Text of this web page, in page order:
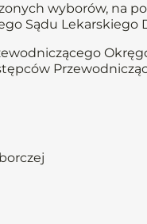
wyborów, na
Sądu Lekarskiego